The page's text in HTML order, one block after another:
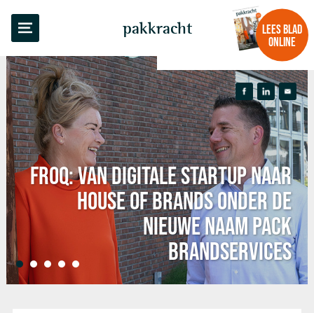
pakkracht
LEES BLAD
ONLINE
• • • • •
FROQ: VAN DIGITALE STARTUP NAAR
HOUSE OF BRANDS ONDER DE
NIEUWE NAAM PACK
BRANDSERVICES